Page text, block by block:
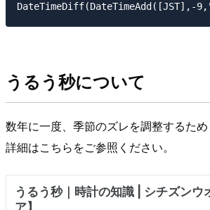
うるう秒について
数年に一度、季節のズレを調整するため
詳細はこちらをご参照ください。